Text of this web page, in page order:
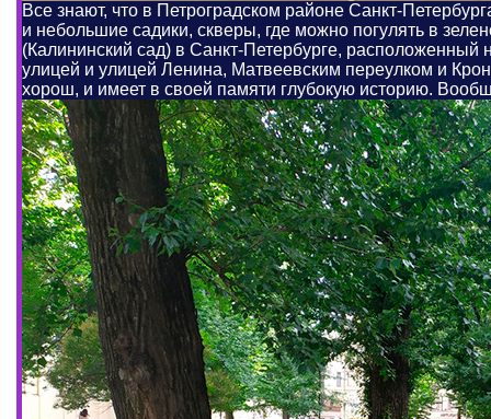
Все знают, что в Петроградском районе Санкт-
и небольшие садики, скверы, где можно погулять в
(Калининский сад) в Санкт-Петербурге,
улицей и улицей Ленина, Матвеевским переулком и
хорош, и имеет в своей памяти глубокую историю.